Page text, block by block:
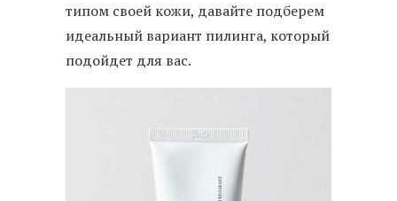
типом своей кожи, давайте подберем
идеальный вариант пилинга, который
подойдет для вас.